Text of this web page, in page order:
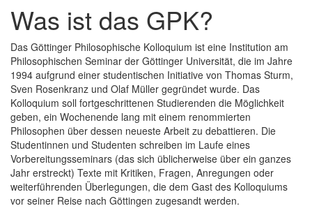
Was ist das GPK?
Das Göttinger Philosophische Kolloquium ist eine Institution am
Philosophischen Seminar der Göttinger Universität, die im Jahre
1994 aufgrund einer studentischen Initiative von Thomas Sturm,
Sven Rosenkranz und Olaf Müller gegründet wurde. Das
Kolloquium soll fortgeschrittenen Studierenden die Möglichkeit
geben, ein Wochenende lang mit einem renommierten
Philosophen über dessen neueste Arbeit zu debattieren. Die
Studentinnen und Studenten schreiben im Laufe eines
Vorbereitungsseminars (das sich üblicherweise über ein ganzes
Jahr erstreckt) Texte mit Kritiken, Fragen, Anregungen oder
weiterführenden Überlegungen, die dem Gast des Kolloquiums
vor seiner Reise nach Göttingen zugesandt werden.